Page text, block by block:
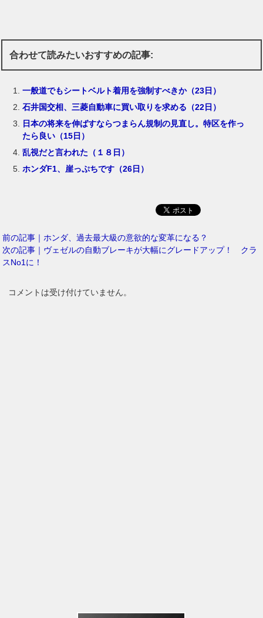
合わせて読みたいおすすめの記事:
一般道でもシートベルト着用を強制すべきか（23日）
石井国交相、三菱自動車に買い取りを求める（22日）
日本の将来を伸ばすならつまらん規制の見直し。特区を作っ
たら良い（15日）
乱視だと言われた（１８日）
ホンダF1、崖っぷちです（26日）
前の記事｜ホンダ、過去最大級の意欲的な変革になる？
次の記事｜ヴェゼルの自動ブレーキが大幅にグレードアップ！ クラ
スNo1に！
コメントは受け付けていません。